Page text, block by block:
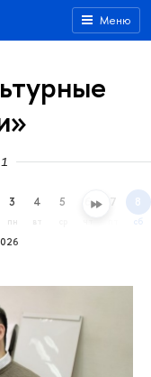
Меню
3
пн
4 5 6 7 8
сб